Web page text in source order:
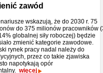
zawód
wskazują, że do 2030 r. 75
do 375 milionów pracowników
globalnej siły roboczej) będzie
zmienić kategorie zawodowe.
rynek pracy nadal należy do
przez co takie zjawiska
napotykają opór
więcej